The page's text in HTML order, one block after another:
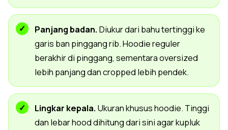
Panjang badan.Diukur dari bahu tertinggi ke
garis ban pinggang rib. Hoodie reguler
berakhir di pinggang, sementara oversized
lebih panjang dan cropped lebih pendek.
Lingkar kepala.Ukuran khusus hoodie. Tinggi
dan lebar hood dihitung dari sini agar kupluk